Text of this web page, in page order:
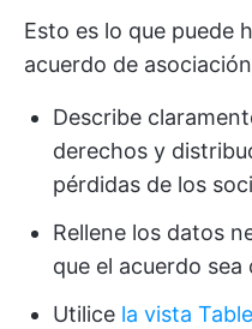
Esto es lo que puede
acuerdo de
Describe
derechos y
pérdidas de los
Rellene los datos
que el acuerdo
Utilice la vista